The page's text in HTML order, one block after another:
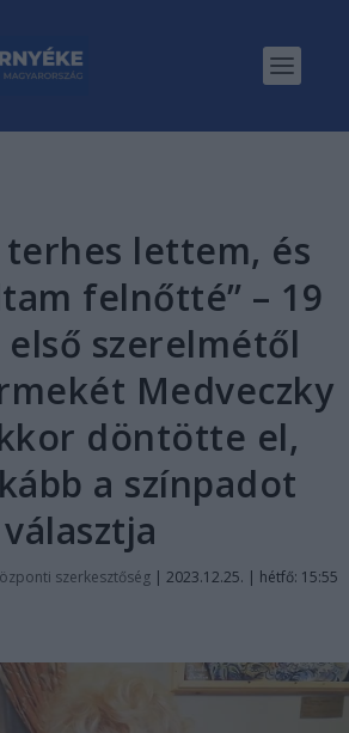
terhes lettem, és
felnőtté” – 19
első szerelmétől
Medveczky
döntötte el,
a színpadot
választja
szerkesztőség| 2023.12.25. | hétfő: 15:55